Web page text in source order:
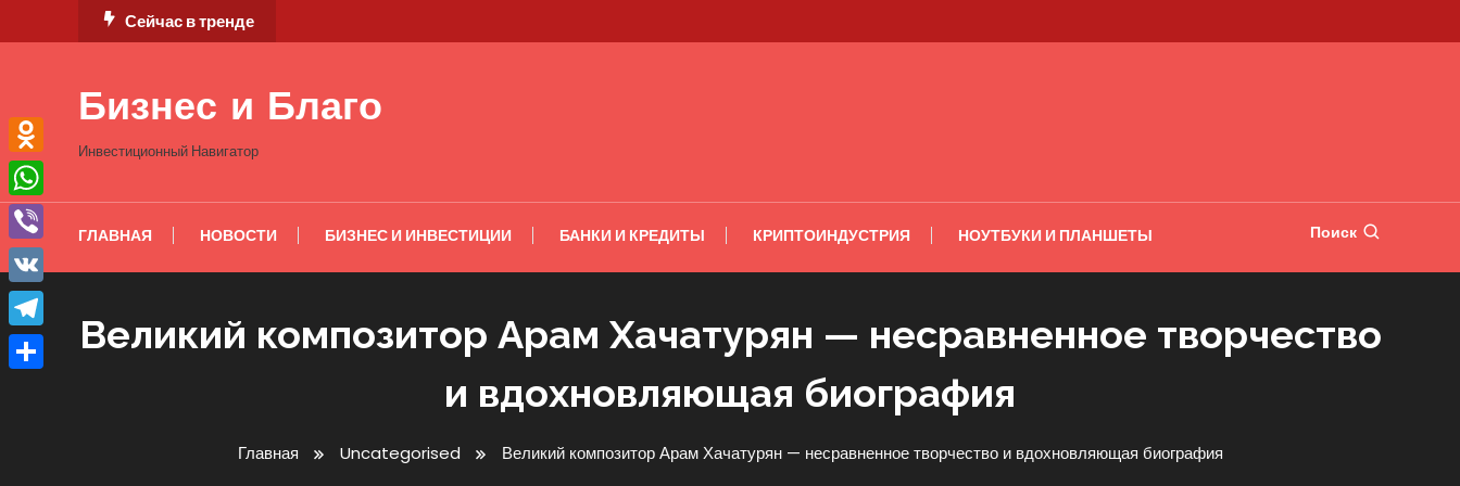
к
Сейчас в тренде
Бизнес и Благо
Инвестиционный Навигатор
ГЛАВНАЯ НОВОСТИ БИЗНЕС И ИНВЕСТИЦИИ БАНКИ И КРЕДИТЫ КРИПТОИНДУСТРИЯ НОУТБУКИ И ПЛАНШЕТЫ Поиск
Великий композитор Арам Хачатурян — несравненное творчество
и вдохновляющая биография
Главная Uncategorised Великий композитор Арам Хачатурян — несравненное творчество и вдохновляющая биография
Odnoklassniki
WhatsApp
Viber
VK
Telegram